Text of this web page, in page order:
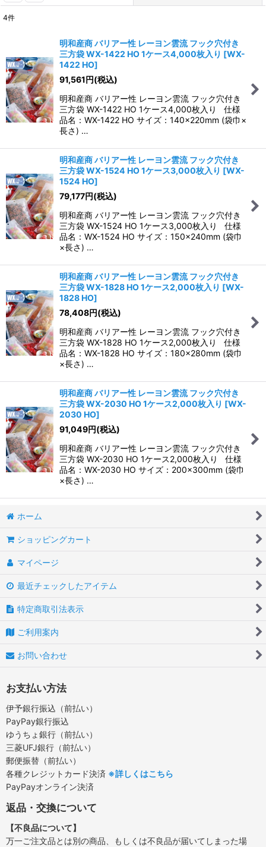
並び順:
絞り込む
4件
明和産商 バリアー性 レーヨン雲流 フック穴付き
三方袋 WX-1422 HO 1ケース4,000枚入り [WX-
1422 HO]
91,561円(税込)
明和産商 バリアー性 レーヨン雲流 フック穴付き
三方袋 WX-1422 HO 1ケース4,000枚入り 仕様
品名：WX-1422 HO サイズ：140×220mm (袋巾×
長さ) …
明和産商 バリアー性 レーヨン雲流 フック穴付き
三方袋 WX-1524 HO 1ケース3,000枚入り [WX-
1524 HO]
79,177円(税込)
明和産商 バリアー性 レーヨン雲流 フック穴付き
三方袋 WX-1524 HO 1ケース3,000枚入り 仕様
品名：WX-1524 HO サイズ：150×240mm (袋巾
×長さ) …
明和産商 バリアー性 レーヨン雲流 フック穴付き
三方袋 WX-1828 HO 1ケース2,000枚入り [WX-
1828 HO]
78,408円(税込)
明和産商 バリアー性 レーヨン雲流 フック穴付き
三方袋 WX-1828 HO 1ケース2,000枚入り 仕様
品名：WX-1828 HO サイズ：180×280mm (袋巾
×長さ) …
明和産商 バリアー性 レーヨン雲流 フック穴付き
三方袋 WX-2030 HO 1ケース2,000枚入り [WX-
2030 HO]
91,049円(税込)
明和産商 バリアー性 レーヨン雲流 フック穴付き
三方袋 WX-2030 HO 1ケース2,000枚入り 仕様
品名：WX-2030 HO サイズ：200×300mm (袋巾
×長さ) …
ホーム
ショッピングカート
マイページ
最近チェックしたアイテム
特定商取引法表示
ご利用案内
お問い合わせ
お支払い方法
伊予銀行振込（前払い）
PayPay銀行振込
ゆうちょ銀行（前払い）
三菱UFJ銀行（前払い）
郵便振替（前払い）
各種クレジットカード決済 ※詳しくはこちら
PayPayオンライン決済
返品・交換について
【不良品について】
万一ご注文品とは別の商品、もしくは不良品が届いてしまった場